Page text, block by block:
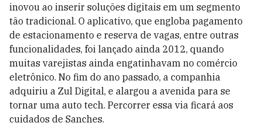
inovou ao inserir soluções digitais em um segmento
tão tradicional. O aplicativo, que engloba pagamento
de estacionamento e reserva de vagas, entre outras
funcionalidades, foi lançado ainda 2012, quando
muitas varejistas ainda engatinhavam no comércio
eletrônico. No fim do ano passado, a companhia
adquiriu a Zul Digital, e alargou a avenida para se
tornar uma auto tech. Percorrer essa via ficará aos
cuidados de Sanches.